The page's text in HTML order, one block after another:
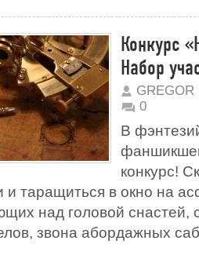
Конкурс
Набор
GREGOR
0
В
конкурс!
и таращиться в окно на
над головой снастей,
звона абордажных